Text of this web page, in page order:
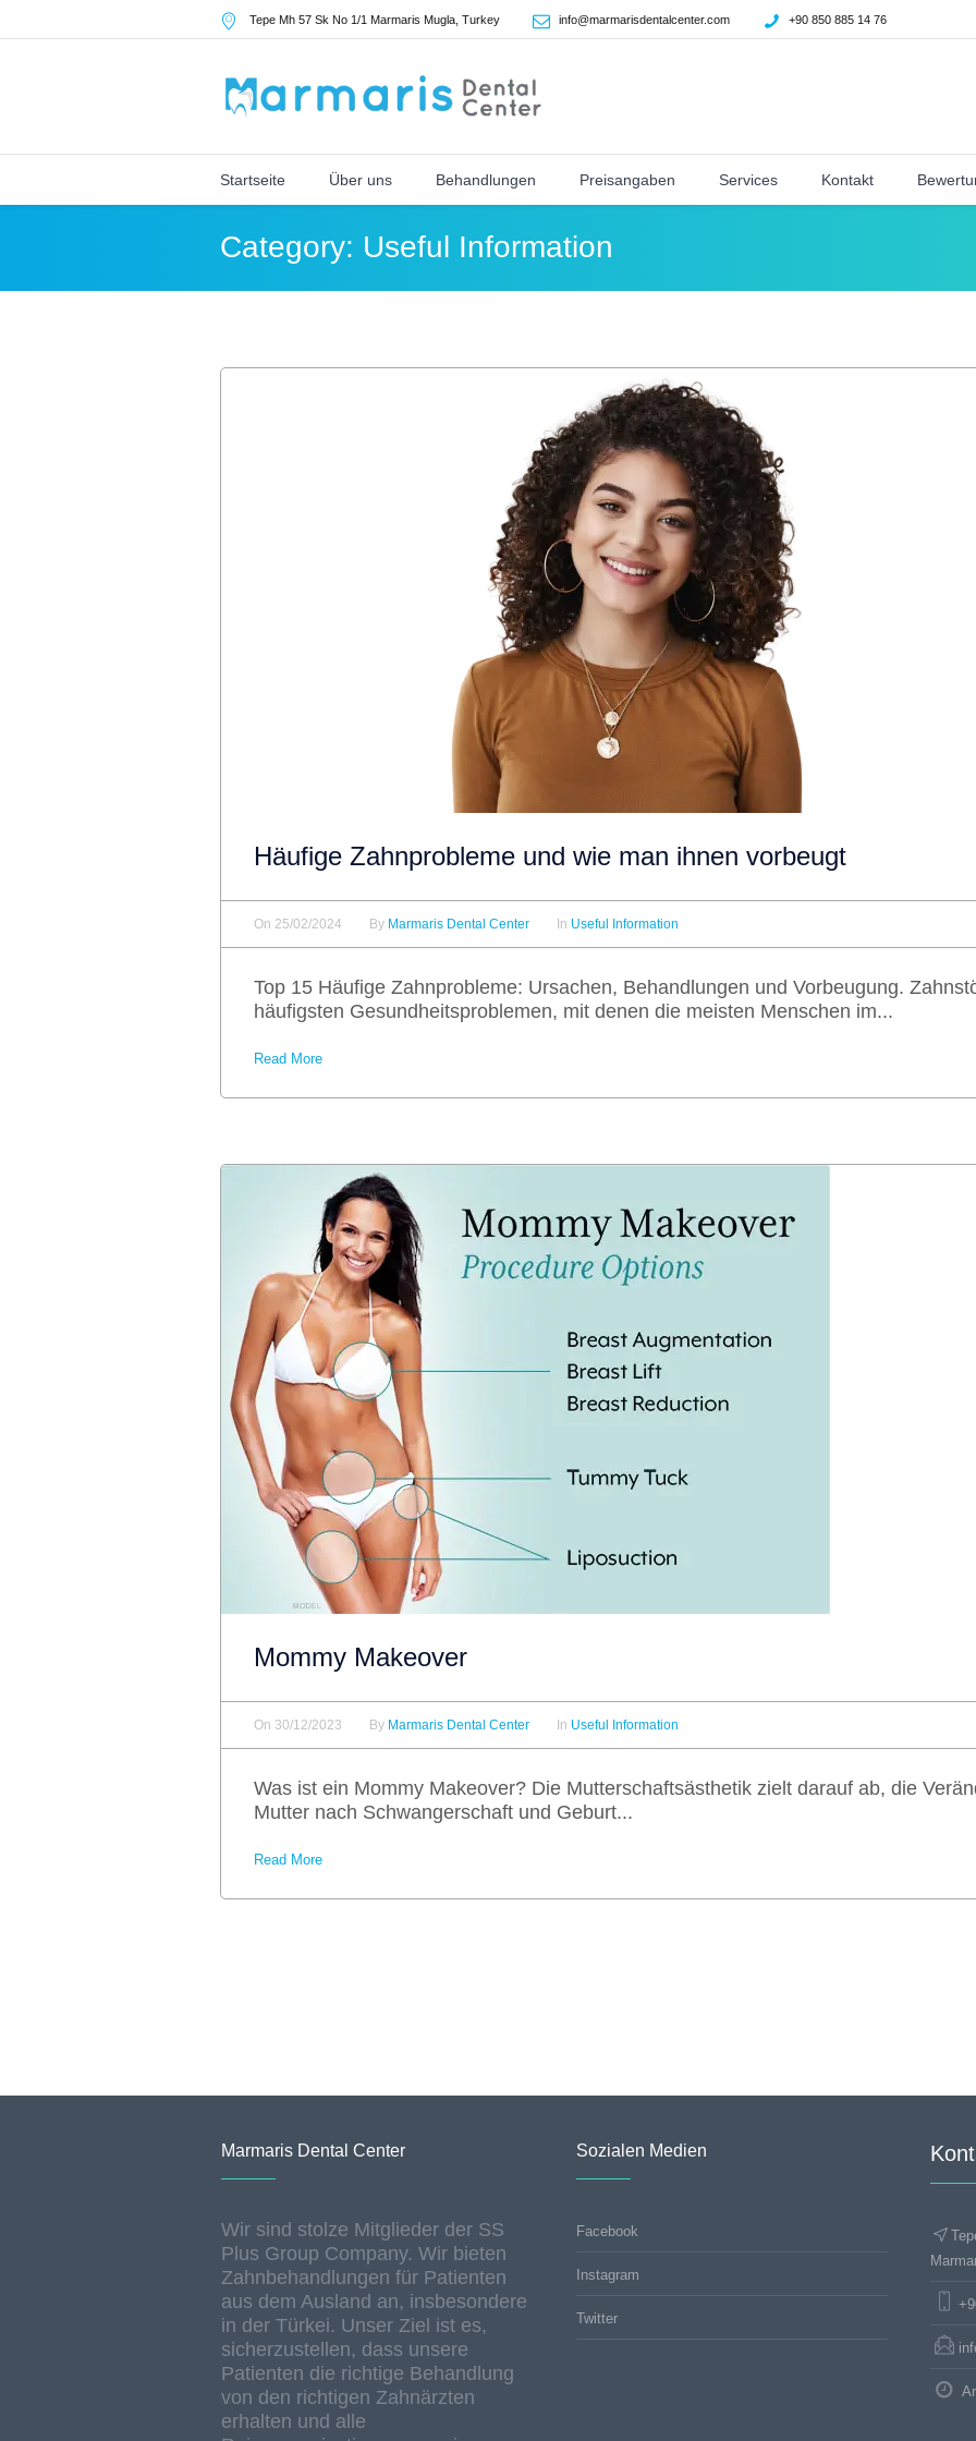
Tepe Mh 57 Sk No 1/1 Marmaris Mugla Turkey info@marmarisdentalcenter.com +90 850 885 14 76
Startseite Über uns Behandlungen Preisangaben Services Kontakt
Category: Useful Information
Häufige Zahnprobleme und wie man ihnen vorbeugt
On 25/02/2024 By Marmaris Dental Center In Useful Information
Top 15 Häufige Zahnprobleme: Ursachen, Behandlungen und Vorbeugung.
häufigsten Gesundheitsproblemen, mit denen die meisten Menschen im...
Read More
Mommy Makeover
On 30/12/2023 By Marmaris Dental Center In Useful Information
Was ist ein Mommy Makeover? Die Mutterschaftsästhetik zielt darauf ab, die
Mutter nach Schwangerschaft und Geburt...
Read More
Marmaris Dental Center
Wir sind stolze Mitglieder der SS
Plus Group Company. Wir bieten
Zahnbehandlungen für Patienten
aus dem Ausland an, insbesondere
in der Türkei. Unser Ziel ist es,
sicherzustellen, dass unsere
Patienten die richtige Behandlung
von den richtigen Zahnärzten
erhalten und alle
Sozialen Medien
Facebook
Instagram
Twitter